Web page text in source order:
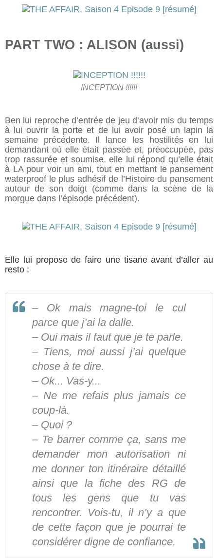
PART TWO : ALISON (aussi)
INCEPTION !!!!!!
Ben lui reproche d’entrée de jeu d’avoir mis du temps
à lui ouvrir la porte et de lui avoir posé un lapin la
semaine précédente. Il lance les hostilités en lui
demandant où elle était passée et, préoccupée, pas
trop rassurée et soumise, elle lui répond qu’elle était
à LA pour voir un ami, tout en mettant le pansement
waterproof le plus adhésif de l’Histoire du pansement
autour de son doigt (comme dans la scène de la
morgue dans l’épisode précédent).
Elle lui propose de faire une tisane avant d’aller au
resto :
– Ok mais magne-toi le cul
parce que j’ai la dalle.
– Oui mais il faut que je te parle.
– Tiens, moi aussi j’ai quelque
chose à te dire.
– Ok... Vas-y...
– Ne me refais plus jamais ce
coup-là.
– Quoi ?
– Te barrer comme ça, sans me
demander mon autorisation ni
me donner ton itinéraire détaillé
ainsi que la fiche des RG de
tous les gens que tu vas
rencontrer. Vois-tu, il n’y a que
de cette façon que je pourrai te
considérer digne de confiance.